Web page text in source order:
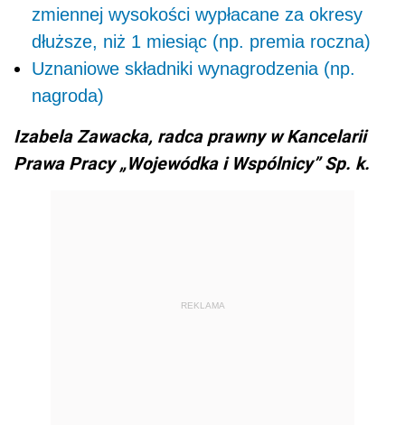
zmiennej wysokości wypłacane za okresy
dłuższe, niż 1 miesiąc (np. premia roczna)
Uznaniowe składniki wynagrodzenia (np.
nagroda)
Izabela Zawacka, radca prawny w Kancelarii
Prawa Pracy „Wojewódka i Wspólnicy” Sp. k.
REKLAMA